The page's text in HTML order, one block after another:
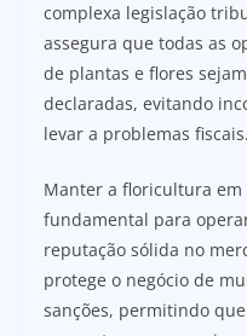
complexa legislação
assegura que todas as
de plantas e flores
declaradas, evitando
levar a problemas fiscais.
Manter a floricultura em
fundamental para
reputação sólida no
protege o negócio de
sanções, permitindo